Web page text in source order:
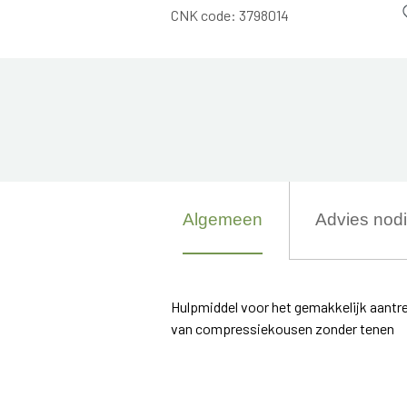
CNK code:3798014
Algemeen Advies
Hulpmiddel voor het gemakkelijk
van compressiekousen zonder tenen